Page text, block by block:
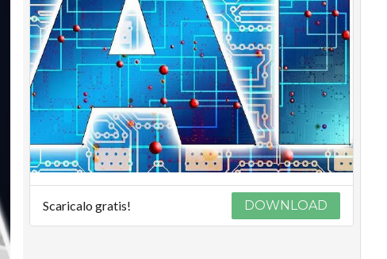
Scaricalo gratis! DOWNLOAD